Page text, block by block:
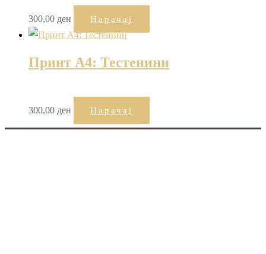
300,00 ден Нарачај
Принт А4: Тестенини
300,00 ден Нарачај